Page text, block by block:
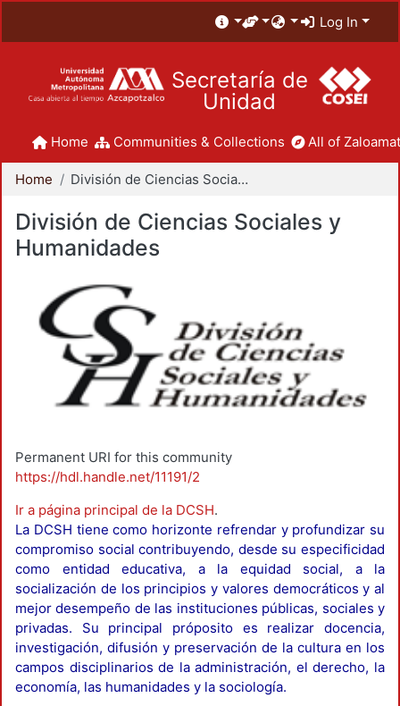
Log In
Secretaría de
Unidad
Home Communities & Collections All of
Home División de Ciencias Sociales y Humanidades
División de Ciencias Sociales y
Humanidades
Permanent URI for this community
https://hdl.handle.net/11191/2
Ir a página principal de la DCSH.
La DCSH tiene como horizonte refrendar y profundizar su
compromiso social contribuyendo, desde su especificidad
como entidad educativa, a la equidad social, a la
socialización de los principios y valores democráticos y al
mejor desempeño de las instituciones públicas, sociales y
privadas. Su principal próposito es realizar docencia,
investigación, difusión y preservación de la cultura en los
campos disciplinarios de la administración, el derecho, la
economía, las humanidades y la sociología.